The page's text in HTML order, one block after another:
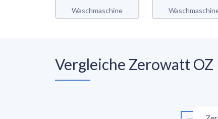
Waschmaschine
Vergleiche Zerowatt OZ